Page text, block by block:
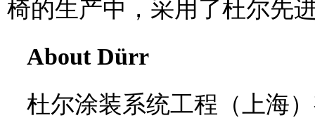
椅的生产中，采用了杜尔先
About Dürr
杜尔涂装系统工程（上海